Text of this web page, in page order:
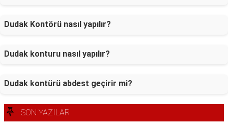
Dudak Kontörü nasıl yapılır?
Dudak konturu nasıl yapılır?
Dudak kontürü abdest geçirir mi?
SON YAZILAR